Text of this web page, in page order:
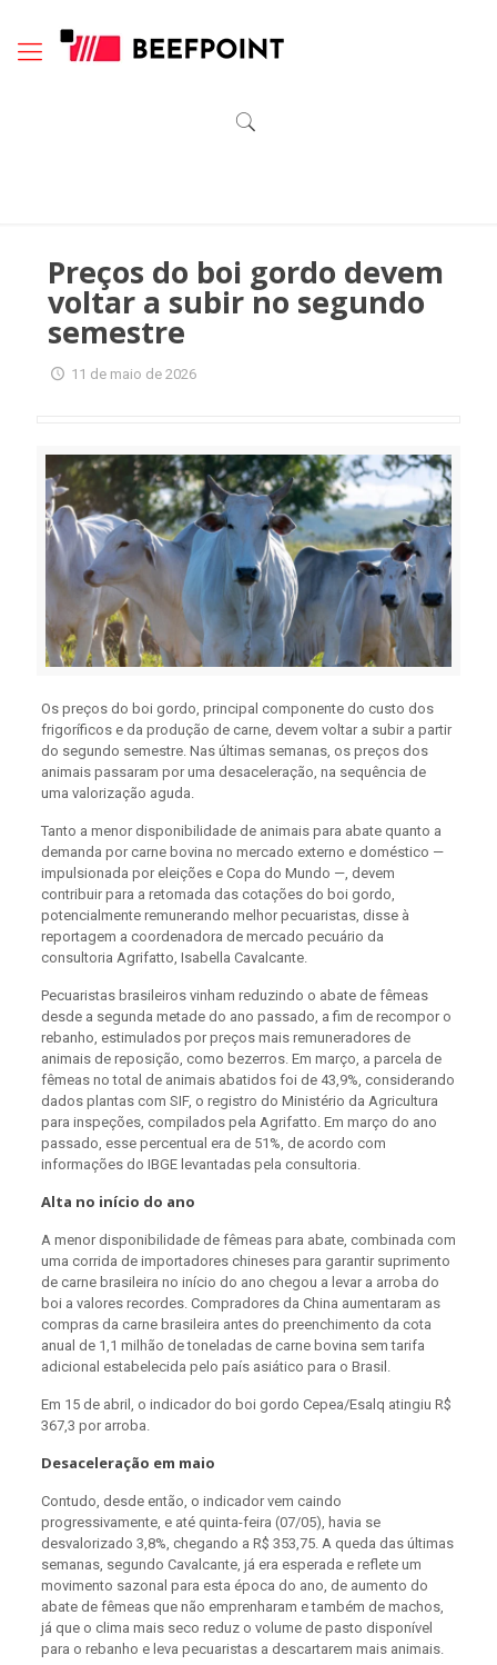
Preços do boi gordo devem
voltar a subir no segundo
semestre
11 de maio de 2026
Os preços do boi gordo, principal componente do custo dos
frigoríficos e da produção de carne, devem voltar a subir a partir
do segundo semestre. Nas últimas semanas, os preços dos
animais passaram por uma desaceleração, na sequência de
uma valorização aguda.
Tanto a menor disponibilidade de animais para abate quanto a
demanda por carne bovina no mercado externo e doméstico —
impulsionada por eleições e Copa do Mundo —, devem
contribuir para a retomada das cotações do boi gordo,
potencialmente remunerando melhor pecuaristas, disse à
reportagem a coordenadora de mercado pecuário da
consultoria Agrifatto, Isabella Cavalcante.
Pecuaristas brasileiros vinham reduzindo o abate de fêmeas
desde a segunda metade do ano passado, a fim de recompor o
rebanho, estimulados por preços mais remuneradores de
animais de reposição, como bezerros. Em março, a parcela de
fêmeas no total de animais abatidos foi de 43,9%, considerando
dados plantas com SIF, o registro do Ministério da Agricultura
para inspeções, compilados pela Agrifatto. Em março do ano
passado, esse percentual era de 51%, de acordo com
informações do IBGE levantadas pela consultoria.
Alta no início do ano
A menor disponibilidade de fêmeas para abate, combinada com
uma corrida de importadores chineses para garantir suprimento
de carne brasileira no início do ano chegou a levar a arroba do
boi a valores recordes. Compradores da China aumentaram as
compras da carne brasileira antes do preenchimento da cota
anual de 1,1 milhão de toneladas de carne bovina sem tarifa
adicional estabelecida pelo país asiático para o Brasil.
Em 15 de abril, o indicador do boi gordo Cepea/Esalq atingiu R$
367,3 por arroba.
Desaceleração em maio
Contudo, desde então, o indicador vem caindo
progressivamente, e até quinta-feira (07/05), havia se
desvalorizado 3,8%, chegando a R$ 353,75. A queda das últimas
semanas, segundo Cavalcante, já era esperada e reflete um
movimento sazonal para esta época do ano, de aumento do
abate de fêmeas que não emprenharam e também de machos,
já que o clima mais seco reduz o volume de pasto disponível
para o rebanho e leva pecuaristas a descartarem mais animais.